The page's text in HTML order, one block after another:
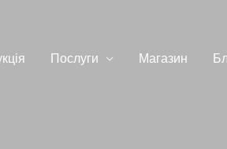
Послуги Магазин